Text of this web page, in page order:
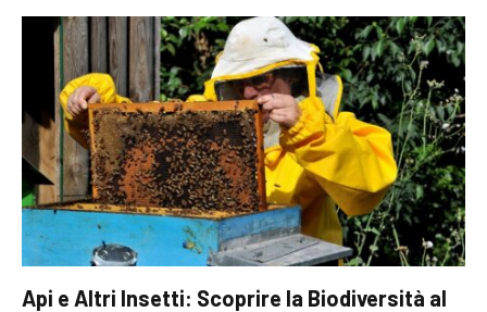
Api e Altri Insetti: Scoprire la Biodiversità al